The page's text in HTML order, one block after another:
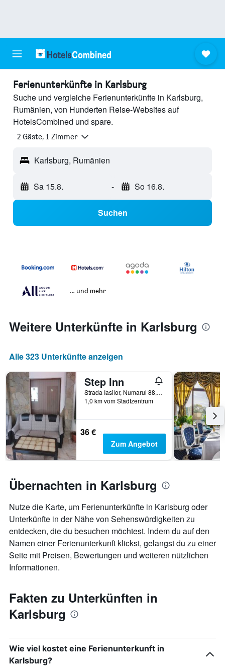
Ferienunterkünfte in Karlsburg
Suche und vergleiche Ferienunterkünfte in Karlsburg,
Rumänien, von Hunderten Reise-Websites auf
HotelsCombined und spare.
2 Gäste, 1 Zimmer
Karlsburg, Rumänien
Sa 15.8. - So 16.8.
Suchen
… und mehr
Weitere Unterkünfte in Karlsburg
Alle 323 Unterkünfte anzeigen
Step Inn
Strada Iasilor, Numarul 88, Karlsburg, Rumänien
1,0 km vom Stadtzentrum
36 €
Zum Angebot
Übernachten in Karlsburg
Nutze die Karte, um Ferienunterkünfte in Karlsburg oder
Unterkünfte in der Nähe von Sehenswürdigkeiten zu
entdecken, die du besuchen möchtest. Indem du auf den
Namen einer Ferienunterkunft klickst, gelangst du zu einer
Seite mit Preisen, Bewertungen und weiteren nützlichen
Informationen.
Fakten zu Unterkünften in
Karlsburg
Wie viel kostet eine Ferienunterkunft in
Karlsburg?